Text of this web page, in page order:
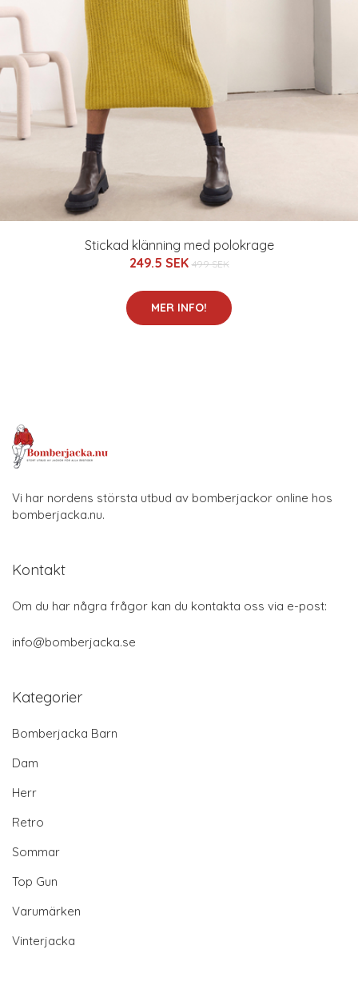
Stickad klänning med polokrage
249.5 SEK 499 SEK
MER INFO!
Vi har nordens största utbud av bomberjackor online hos
bomberjacka.nu.
Kontakt
Om du har några frågor kan du kontakta oss via e-post:
info@bomberjacka.se
Kategorier
Bomberjacka Barn
Dam
Herr
Retro
Sommar
Top Gun
Varumärken
Vinterjacka